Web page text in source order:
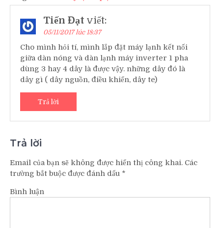
Tiến Đạt viết:
05/11/2017 lúc 18:37
Cho mình hỏi tí, mình lắp đặt máy lạnh kết nối
giữa dàn nóng và dàn lạnh máy inverter 1 pha
dùng 3 hay 4 dây là được vậy. những dây đó là
dây gì ( dây nguồn, điều khiển, dây te)
Trả lời
Trả lời
Email của bạn sẽ không được hiển thị công khai. Các
trường bắt buộc được đánh dấu *
Bình luận